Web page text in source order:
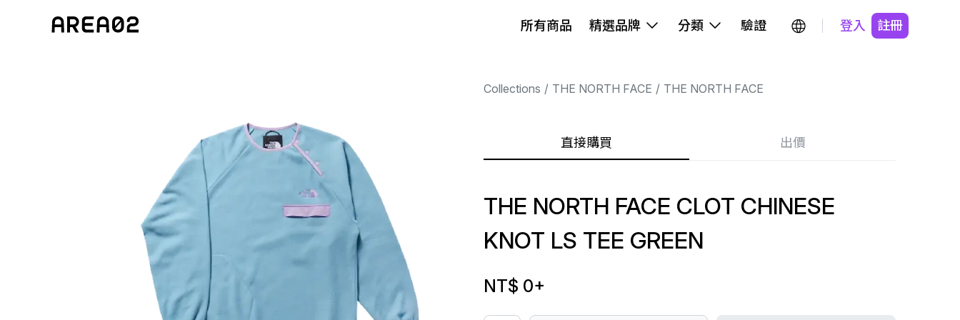
所有商品 精選品牌 分類 驗證 登入 註冊
Collections THE NORTH FACE THE NORTH FACE
直接購買 出價
THE NORTH FACE CLOT CHINESE
KNOT LS TEE GREEN
NT$ 0+